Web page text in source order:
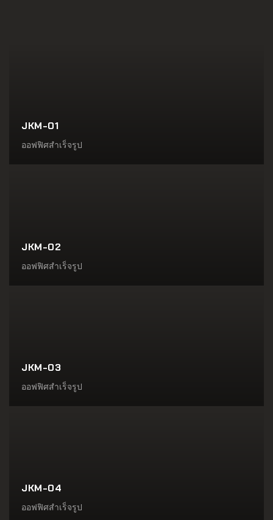
JKM-01
ออฟฟิศสำเร็จรูป
JKM-02
ออฟฟิศสำเร็จรูป
JKM-03
ออฟฟิศสำเร็จรูป
JKM-04
ออฟฟิศสำเร็จรูป